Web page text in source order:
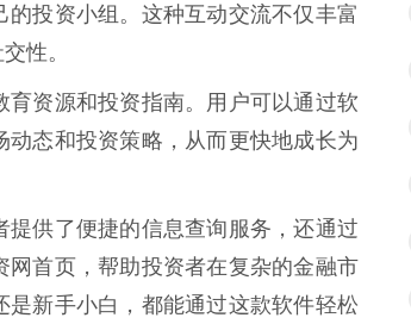
投资小组。这种互动交流不仅丰富
性。
资源和投资指南。用户可以通过软
态和投资策略，从而更快地成长为
供了便捷的信息查询服务，还通过
首页，帮助投资者在复杂的金融市
新手小白，都能通过这款软件轻松